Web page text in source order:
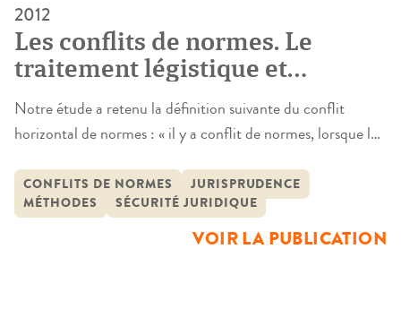
2012
Les conflits de normes. Le
traitement légistique et
jurisprudentiel des conflits
horizontaux de normes
Notre étude a retenu la définition suivante du conflit
horizontal de normes : « il y a conflit de normes, lorsque le
deux ou plusieurs normes de même valeur, à prendre
position pour l’une ou l’autre, sans qu’il ne statue sur leur
validité ». L’inflation de normes et […]
CONFLITS DE NORMES
JURISPRUDENCE
MÉTHODES
SÉCURITÉ JURIDIQUE
VOIR LA PUBLICATION